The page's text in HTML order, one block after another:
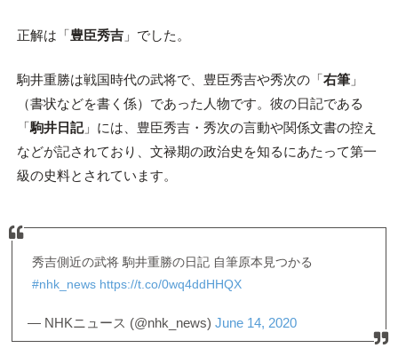
正解は「豊臣秀吉」でした。
駒井重勝は戦国時代の武将で、豊臣秀吉や秀次の「右筆」
（書状などを書く係）であった人物です。彼の日記である
「駒井日記」には、豊臣秀吉・秀次の言動や関係文書の控え
などが記されており、文禄期の政治史を知るにあたって第一
級の史料とされています。
秀吉側近の武将 駒井重勝の日記 自筆原本見つかる
#nhk_news https://t.co/0wq4ddHHQX
— NHKニュース (@nhk_news) June 14, 2020